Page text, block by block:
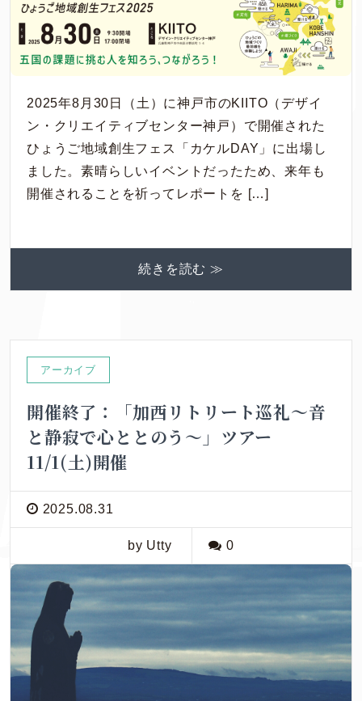
2025年8月30日（土）に神戸市のKIITO（デザイ
ン・クリエイティブセンター神戸）で開催された
ひょうご地域創生フェス「カケルDAY」に出場し
ました。素晴らしいイベントだったため、来年も
開催されることを祈ってレポートを […]
続きを読む ≫
アーカイブ
開催終了：「加西リトリート巡礼～音
と静寂で心ととのう～」ツアー
11/1(土)開催
2025.08.31
by Utty 0